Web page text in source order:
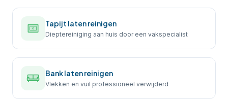
Tapijt laten reinigen
Dieptereiniging aan huis door een vakspecialist
Bank laten reinigen
Vlekken en vuil professioneel verwijderd